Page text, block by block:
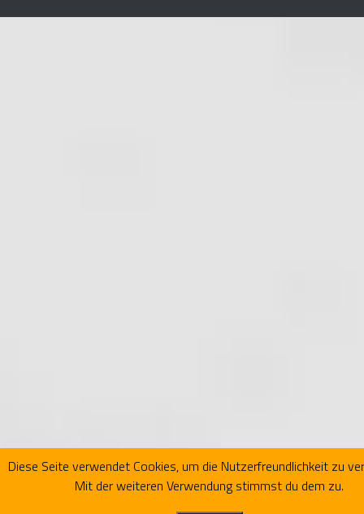
Diese Seite verwendet Cookies, um die Nutzerfreundlichkeit zu
Mit der weiteren Verwendung stimmst du dem zu.